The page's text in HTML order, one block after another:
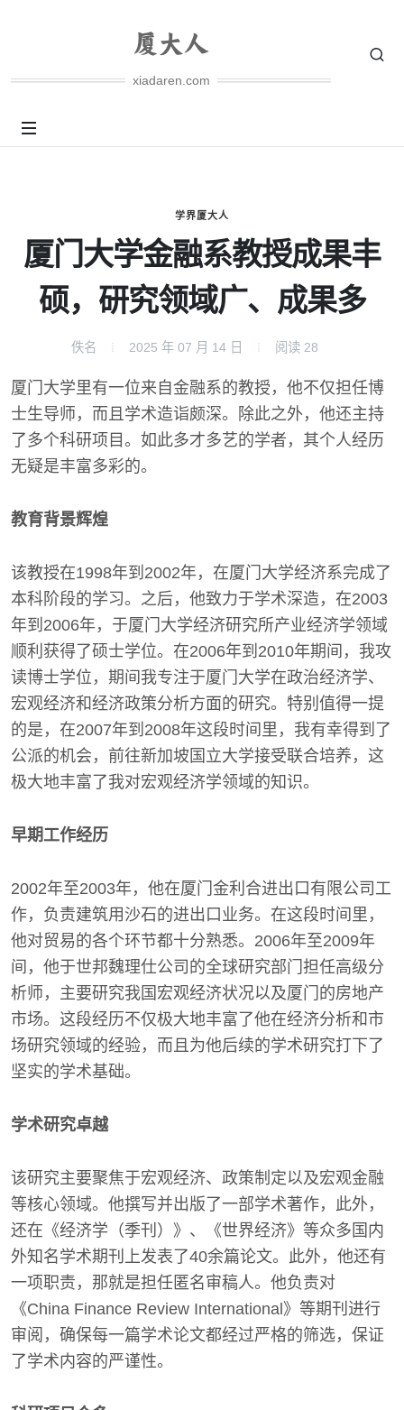
xiadaren.com
学界厦大人
厦门大学金融系教授成果丰
硕，研究领域广、成果多
佚名 2025 年 07 月 14 日 阅读 28
厦门大学里有一位来自金融系的教授，他不仅担任博
士生导师，而且学术造诣颇深。除此之外，他还主持
了多个科研项目。如此多才多艺的学者，其个人经历
无疑是丰富多彩的。
教育背景辉煌
该教授在1998年到2002年，在厦门大学经济系完成了
本科阶段的学习。之后，他致力于学术深造，在2003
年到2006年，于厦门大学经济研究所产业经济学领域
顺利获得了硕士学位。在2006年到2010年期间，我攻
读博士学位，期间我专注于厦门大学在政治经济学、
宏观经济和经济政策分析方面的研究。特别值得一提
的是，在2007年到2008年这段时间里，我有幸得到了
公派的机会，前往新加坡国立大学接受联合培养，这
极大地丰富了我对宏观经济学领域的知识。
早期工作经历
2002年至2003年，他在厦门金利合进出口有限公司工
作，负责建筑用沙石的进出口业务。在这段时间里，
他对贸易的各个环节都十分熟悉。2006年至2009年
间，他于世邦魏理仕公司的全球研究部门担任高级分
析师，主要研究我国宏观经济状况以及厦门的房地产
市场。这段经历不仅极大地丰富了他在经济分析和市
场研究领域的经验，而且为他后续的学术研究打下了
坚实的学术基础。
学术研究卓越
该研究主要聚焦于宏观经济、政策制定以及宏观金融
等核心领域。他撰写并出版了一部学术著作，此外，
还在《经济学（季刊）》、《世界经济》等众多国内
外知名学术期刊上发表了40余篇论文。此外，他还有
一项职责，那就是担任匿名审稿人。他负责对
《China Finance Review International》等期刊进行
审阅，确保每一篇学术论文都经过严格的筛选，保证
了学术内容的严谨性。